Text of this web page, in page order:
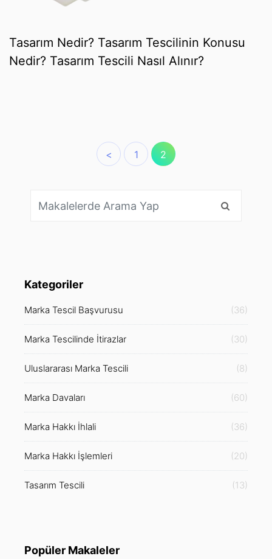
Tasarım Nedir? Tasarım Tescilinin Konusu
Nedir? Tasarım Tescili Nasıl Alınır?
< 1 2
Kategoriler
Marka Tescil Başvurusu (36)
Marka Tescilinde İtirazlar (30)
Uluslararası Marka Tescili (8)
Marka Davaları (60)
Marka Hakkı İhlali (36)
Marka Hakkı İşlemleri (20)
Tasarım Tescili (13)
Popüler Makaleler